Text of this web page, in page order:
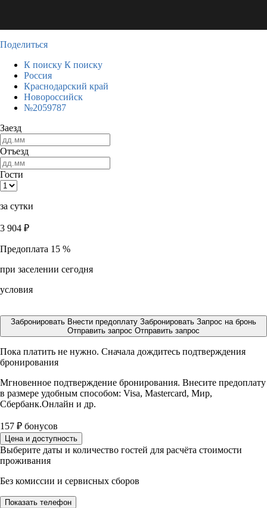
Поделиться
К поиску К поиску
Россия
Краснодарский край
Новороссийск
№2059787
Заезд
Отъезд
Гости
за сутки
3 904 ₽
Предоплата 15 %
при заселении сегодня
условия
Забронировать Внести предоплату Забронировать Запрос на бронь
Отправить запрос Отправить запрос
Пока платить не нужно. Сначала дождитесь подтверждения
бронирования
Мгновенное подтверждение бронирования. Внесите предоплату
в размере удобным способом: Visa, Mastercard, Мир,
Сбербанк.Онлайн и др.
157 ₽ бонусов
Цена и доступность
Выберите даты и количество гостей для расчёта стоимости
проживания
Без комиссии и сервисных сборов
Показать телефон